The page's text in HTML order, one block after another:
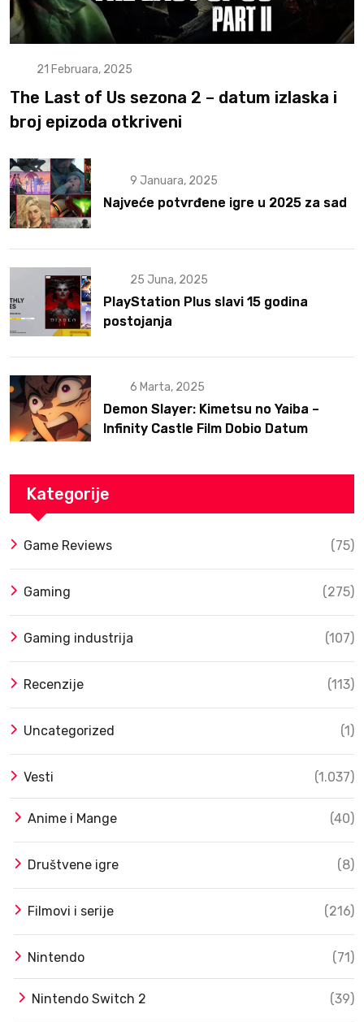
21 Februara, 2025
The Last of Us sezona 2 – datum izlaska i
broj epizoda otkriveni
9 Januara, 2025
Najveće potvrđene igre u 2025 za sad
25 Juna, 2025
PlayStation Plus slavi 15 godina
postojanja
6 Marta, 2025
Demon Slayer: Kimetsu no Yaiba –
Infinity Castle Film Dobio Datum
Kategorije
Game Reviews (75)
Gaming (275)
Gaming industrija (107)
Recenzije (113)
Uncategorized (1)
Vesti (1.037)
Anime i Mange (40)
Društvene igre (8)
Filmovi i serije (216)
Nintendo (71)
Nintendo Switch 2 (39)